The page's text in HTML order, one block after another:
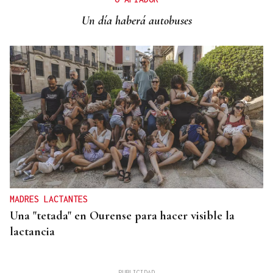
Un día haberá autobuses
MADRES LACTANTES
Una "tetada" en Ourense para hacer visible la
lactancia